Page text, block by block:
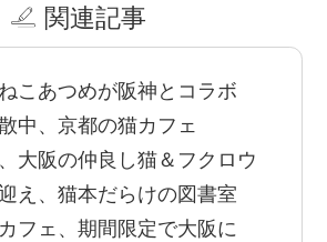
関連記事
こあつめが阪神とコラボ
中、京都の猫カフェ
大阪の仲良し猫＆フクロウ
え、猫本だらけの図書室
フェ、期間限定で大阪に